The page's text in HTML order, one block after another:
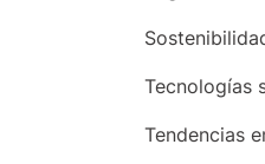
Tecnologías
Tendencias